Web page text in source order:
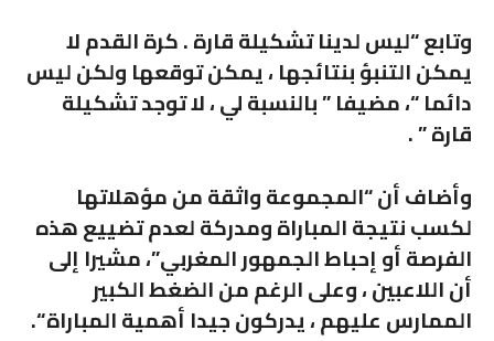
وتابع “ليس لدينا تشكيلة قارة . كرة القدم لا
يمكن التنبؤ بنتائجها ، يمكن توقعها ولكن ليس
دائما “، مضيفا ” بالنسبة لي ، لا توجد تشكيلة
قارة ” .
وأضاف أن “المجموعة واثقة من مؤهلاتها
لكسب نتيجة المباراة ومدركة لعدم تضييع هذه
الفرصة أو إحباط الجمهور المغربي”، مشيرا إلى
أن اللاعبين ، وعلى الرغم من الضغط الكبير
الممارس عليهم ، يدركون جيدا أهمية المباراة “.